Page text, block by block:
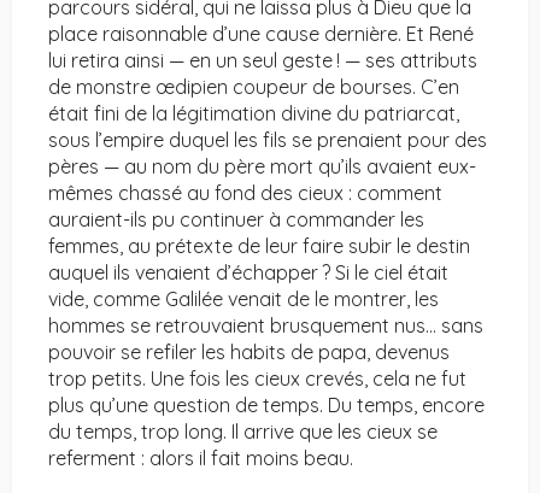
parcours sidéral, qui ne laissa plus à Dieu que la
place raisonnable d’une cause dernière. Et René
lui retira ainsi — en un seul geste ! — ses attributs
de monstre œdipien coupeur de bourses. C’en
était fini de la légitimation divine du patriarcat,
sous l’empire duquel les fils se prenaient pour des
pères — au nom du père mort qu’ils avaient eux-
mêmes chassé au fond des cieux : comment
auraient-ils pu continuer à commander les
femmes, au prétexte de leur faire subir le destin
auquel ils venaient d’échapper ? Si le ciel était
vide, comme Galilée venait de le montrer, les
hommes se retrouvaient brusquement nus… sans
pouvoir se refiler les habits de papa, devenus
trop petits. Une fois les cieux crevés, cela ne fut
plus qu’une question de temps. Du temps, encore
du temps, trop long. Il arrive que les cieux se
referment : alors il fait moins beau.